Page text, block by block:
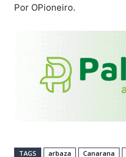
Por OPioneiro.
TAGS arbaza Canarana